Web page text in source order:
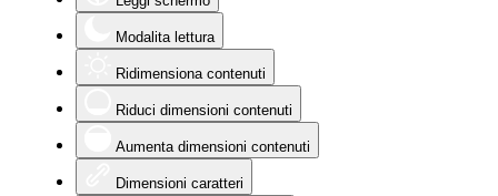
Modalita lettura
Ridimensiona contenuti
Riduci dimensioni contenuti
Aumenta dimensioni contenuti
Dimensioni caratteri